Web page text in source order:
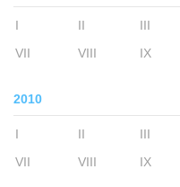
I II III
VII
VIII IX
2010
I II III
VII
VIII IX